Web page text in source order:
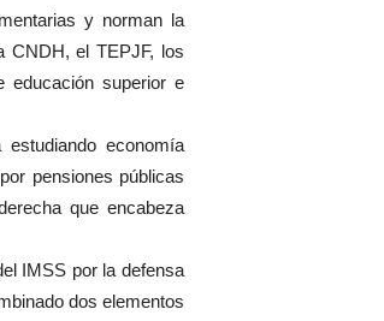
y norman la
CNDH, el TEPJF, los
educación superior e
economía
pensiones públicas
que encabeza
IMSS por la defensa
dos elementos